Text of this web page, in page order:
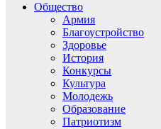
Общество
Армия
Благоустройство
Здоровье
История
Конкурсы
Культура
Молодежь
Образование
Патриотизм